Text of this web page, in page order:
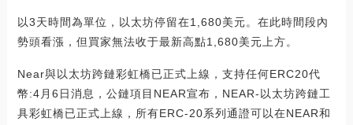
以3天時間為單位，以太坊停留在1,680美元。在此時間段內
勢頭看漲，但買家無法收于最新高點1,680美元上方。
Near與以太坊跨鏈彩虹橋已正式上線，支持任何ERC20代
幣:4月6日消息，公鏈項目NEAR宣布，NEAR-以太坊跨鏈工
具彩虹橋已正式上線，所有ERC-20系列通證可以在NEAR和